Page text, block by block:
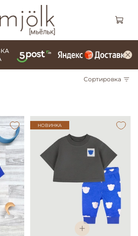
Сортировка
НОВИНКА